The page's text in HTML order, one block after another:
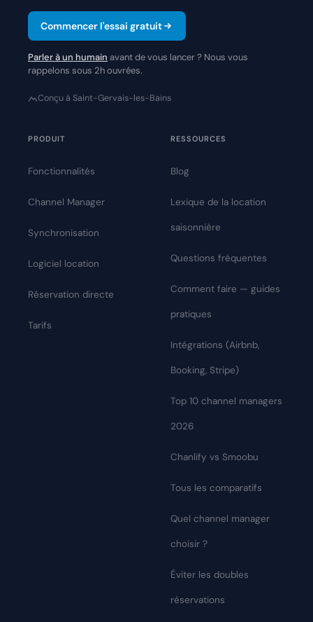
Commencer l'essai gratuit
Parler à un humain avant de vous lancer ? Nous vous
rappelons sous 2h ouvrées.
Conçu à Saint-Gervais-les-Bains
PRODUIT
Fonctionnalités
Channel Manager
Synchronisation
Logiciel location
Réservation directe
Tarifs
RESSOURCES
Blog
Lexique de la location
saisonnière
Questions fréquentes
Comment faire — guides
pratiques
Intégrations (Airbnb,
Booking, Stripe)
Top 10 channel managers
2026
Chanlify vs Smoobu
Tous les comparatifs
Quel channel manager
choisir ?
Éviter les doubles
réservations